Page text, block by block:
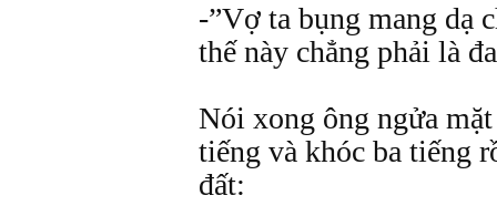
-”Vợ ta bụng mang dạ
thế này chẳng phải là
Nói xong ông ngửa
tiếng và khóc ba tiếng
đất: